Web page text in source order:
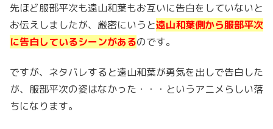
先ほど服部平次も遠山和葉もお互いに告白をしていないと
お伝えしましたが、厳密にいうと遠山和葉側から服部平次
に告白しているシーンがあるのです。
ですが、ネタバレすると遠山和葉が勇気を出しで告白した
が、服部平次の姿はなかった・・・というアニメらしい落
ちになります。